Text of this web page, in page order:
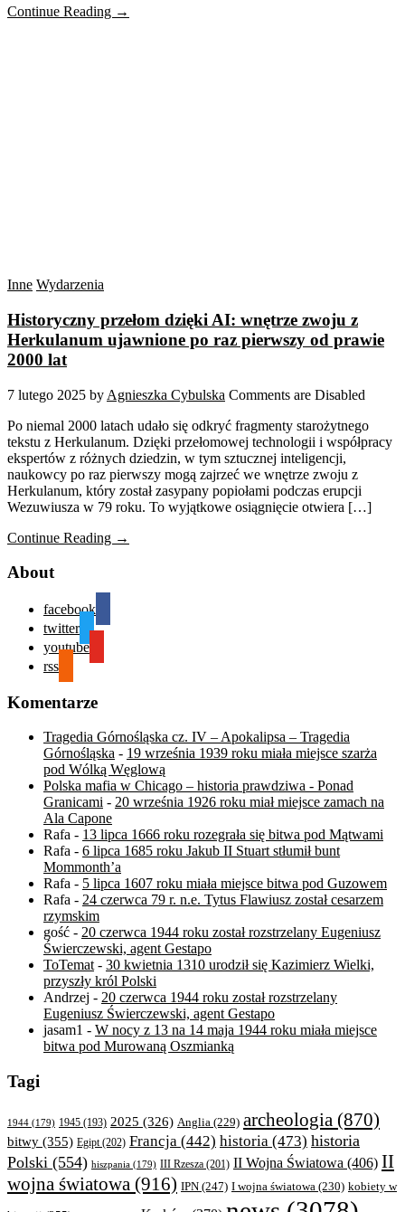
Continue Reading →
Inne Wydarzenia
Historyczny przełom dzięki AI: wnętrze zwoju z
Herkulanum ujawnione po raz pierwszy od prawie
2000 lat
7 lutego 2025 by Agnieszka Cybulska Comments are Disabled
Po niemal 2000 latach udało się odkryć fragmenty starożytnego
tekstu z Herkulanum. Dzięki przełomowej technologii i współpracy
ekspertów z różnych dziedzin, w tym sztucznej inteligencji,
naukowcy po raz pierwszy mogą zajrzeć we wnętrze zwoju z
Herkulanum, który został zasypany popiołami podczas erupcji
Wezuwiusza w 79 roku. To wyjątkowe osiągnięcie otwiera […]
Continue Reading →
About
facebook
twitter
youtube
rss
Komentarze
Tragedia Górnośląska cz. IV – Apokalipsa – Tragedia
Górnośląska - 19 września 1939 roku miała miejsce szarża
pod Wólką Węglową
Polska mafia w Chicago – historia prawdziwa - Ponad
Granicami - 20 września 1926 roku miał miejsce zamach na
Ala Capone
Rafa - 13 lipca 1666 roku rozegrała się bitwa pod Mątwami
Rafa - 6 lipca 1685 roku Jakub II Stuart stłumił bunt
Mommonth’a
Rafa - 5 lipca 1607 roku miała miejsce bitwa pod Guzowem
Rafa - 24 czerwca 79 r. n.e. Tytus Flawiusz został cesarzem
rzymskim
gość - 20 czerwca 1944 roku został rozstrzelany Eugeniusz
Świerczewski, agent Gestapo
ToTemat- 30 kwietnia 1310 urodził się Kazimierz Wielki,
przyszły król Polski
Andrzej - 20 czerwca 1944 roku został rozstrzelany
Eugeniusz Świerczewski, agent Gestapo
jasam1 - W nocy z 13 na 14 maja 1944 roku miała miejsce
bitwa pod Murowaną Oszmianką
Tagi
1944 (179) 1945 (193) 2025 (326) Anglia (229) archeologia (870)
bitwy (355) Egipt(202) Francja (442) historia (473) historia
Polski (554) hiszpania (179) III Rzesza (201) II Wojna Światowa (406) II
wojna światowa (916) IPN (247) I wojna światowa (230) kobiety w